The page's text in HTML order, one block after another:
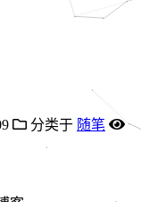
分类于 随笔